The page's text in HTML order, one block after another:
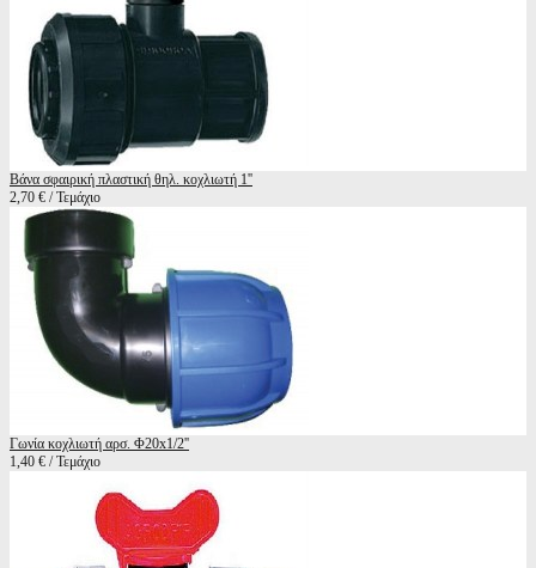
Βάνα σφαιρική πλαστική θηλ. κοχλιωτή 1''
2,70 € / Τεμάχιο
Γωνία κοχλιωτή αρσ. Φ20x1/2''
1,40 € / Τεμάχιο